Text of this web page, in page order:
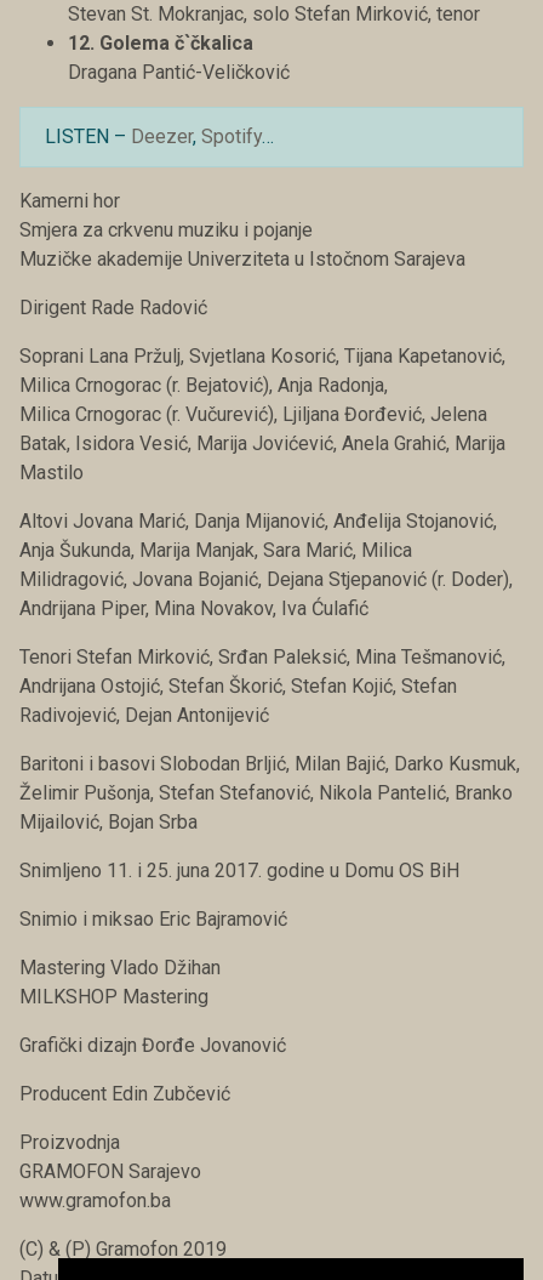
Stevan St. Mokranjac, solo Stefan Mirković, tenor
12. Golema č`čkalica
Dragana Pantić-Veličković
LISTEN – Deezer, Spotify…
Kamerni hor
Smjera za crkvenu muziku i pojanje
Muzičke akademije Univerziteta u Istočnom Sarajeva
Dirigent Rade Radović
Soprani Lana Pržulj, Svjetlana Kosorić, Tijana Kapetanović,
Milica Crnogorac (r. Bejatović), Anja Radonja,
Milica Crnogorac (r. Vučurević), Ljiljana Đorđević, Jelena
Batak, Isidora Vesić, Marija Jovićević, Anela Grahić, Marija
Mastilo
Altovi Jovana Marić, Danja Mijanović, Anđelija Stojanović,
Anja Šukunda, Marija Manjak, Sara Marić, Milica
Milidragović, Jovana Bojanić, Dejana Stjepanović (r. Doder),
Andrijana Piper, Mina Novakov, Iva Ćulafić
Tenori Stefan Mirković, Srđan Paleksić, Mina Tešmanović,
Andrijana Ostojić, Stefan Škorić, Stefan Kojić, Stefan
Radivojević, Dejan Antonijević
Baritoni i basovi Slobodan Brljić, Milan Bajić, Darko Kusmuk,
Želimir Pušonja, Stefan Stefanović, Nikola Pantelić, Branko
Mijailović, Bojan Srba
Snimljeno 11. i 25. juna 2017. godine u Domu OS BiH
Snimio i miksao Eric Bajramović
Mastering Vlado Džihan
MILKSHOP Mastering
Grafički dizajn Đorđe Jovanović
Producent Edin Zubčević
Proizvodnja
GRAMOFON Sarajevo
www.gramofon.ba
(C) & (P) Gramofon 2019